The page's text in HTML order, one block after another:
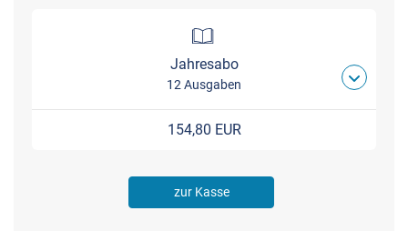
Jahresabo
12 Ausgaben
154,80 EUR
zur Kasse